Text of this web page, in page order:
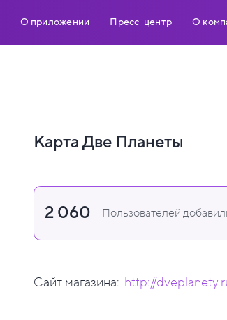
О приложении Пресс-центр О
Карта Две Планеты
2 060 Пользователей
Сайт магазина: http://